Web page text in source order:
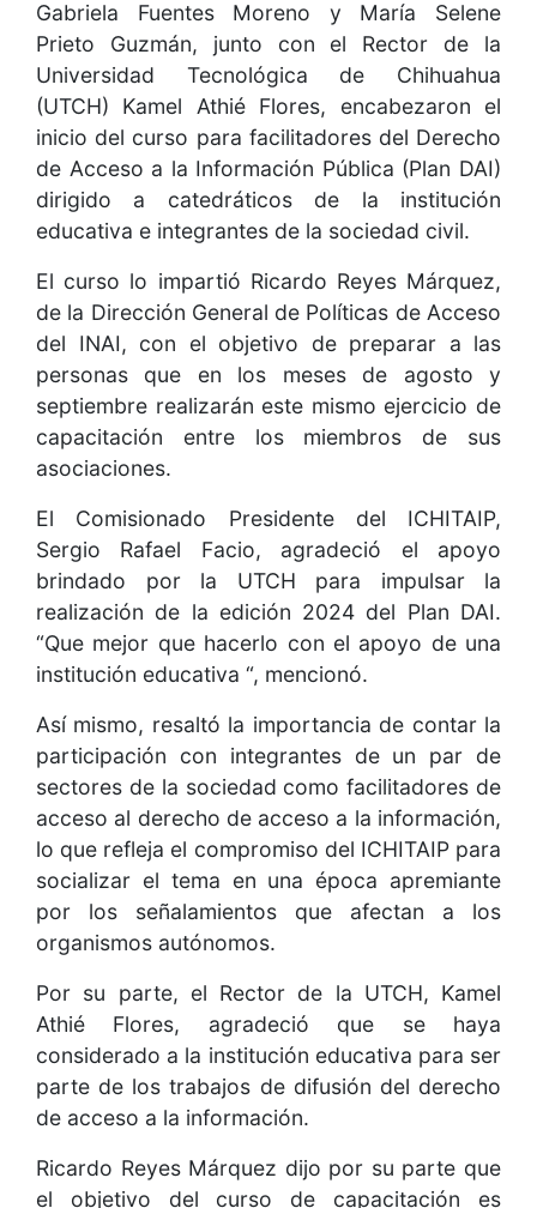
Gabriela Fuentes Moreno y María Selene
Prieto Guzmán, junto con el Rector de la
Universidad Tecnológica de Chihuahua
(UTCH) Kamel Athié Flores, encabezaron el
inicio del curso para facilitadores del Derecho
de Acceso a la Información Pública (Plan DAI)
dirigido a catedráticos de la institución
educativa e integrantes de la sociedad civil.
El curso lo impartió Ricardo Reyes Márquez,
de la Dirección General de Políticas de Acceso
del INAI, con el objetivo de preparar a las
personas que en los meses de agosto y
septiembre realizarán este mismo ejercicio de
capacitación entre los miembros de sus
asociaciones.
El Comisionado Presidente del ICHITAIP,
Sergio Rafael Facio, agradeció el apoyo
brindado por la UTCH para impulsar la
realización de la edición 2024 del Plan DAI.
“Que mejor que hacerlo con el apoyo de una
institución educativa “, mencionó.
Así mismo, resaltó la importancia de contar la
participación con integrantes de un par de
sectores de la sociedad como facilitadores de
acceso al derecho de acceso a la información,
lo que refleja el compromiso del ICHITAIP para
socializar el tema en una época apremiante
por los señalamientos que afectan a los
organismos autónomos.
Por su parte, el Rector de la UTCH, Kamel
Athié Flores, agradeció que se haya
considerado a la institución educativa para ser
parte de los trabajos de difusión del derecho
de acceso a la información.
Ricardo Reyes Márquez dijo por su parte que
el objetivo del curso de capacitación es